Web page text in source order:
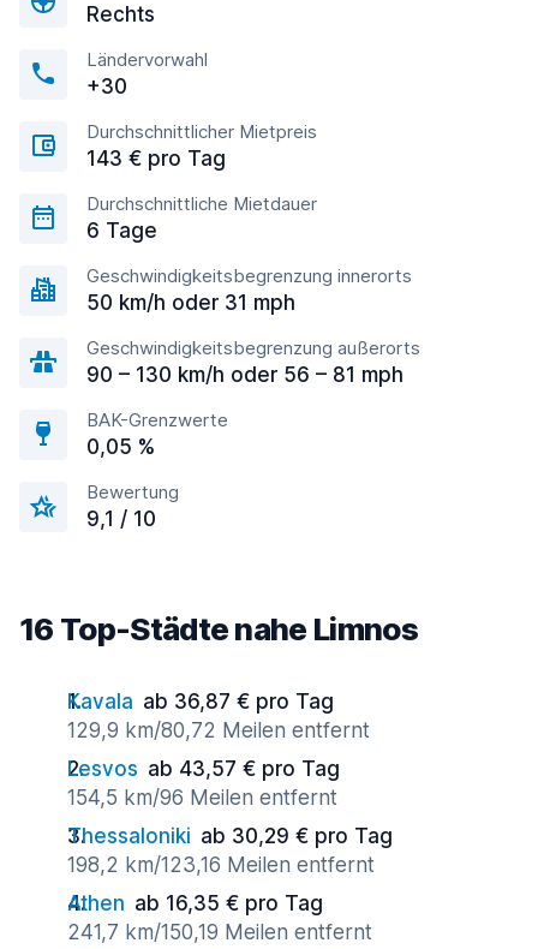
Rechts
Ländervorwahl
+30
Durchschnittlicher Mietpreis
143 € pro Tag
Durchschnittliche Mietdauer
6 Tage
Geschwindigkeitsbegrenzung innerorts
50 km/h oder 31 mph
Geschwindigkeitsbegrenzung außerorts
90 – 130 km/h oder 56 – 81 mph
BAK-Grenzwerte
0,05 %
Bewertung
9,1 / 10
16 Top-Städte nahe Limnos
Kavala ab 36,87 € pro Tag
129,9 km/80,72 Meilen entfernt
Lesvos ab 43,57 € pro Tag
154,5 km/96 Meilen entfernt
Thessaloniki ab 30,29 € pro Tag
198,2 km/123,16 Meilen entfernt
Athen ab 16,35 € pro Tag
241,7 km/150,19 Meilen entfernt